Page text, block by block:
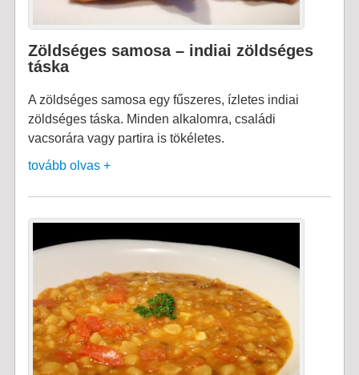
Zöldséges samosa – indiai zöldséges
táska
A zöldséges samosa egy fűszeres, ízletes indiai
zöldséges táska. Minden alkalomra, családi
vacsorára vagy partira is tökéletes.
tovább olvas +